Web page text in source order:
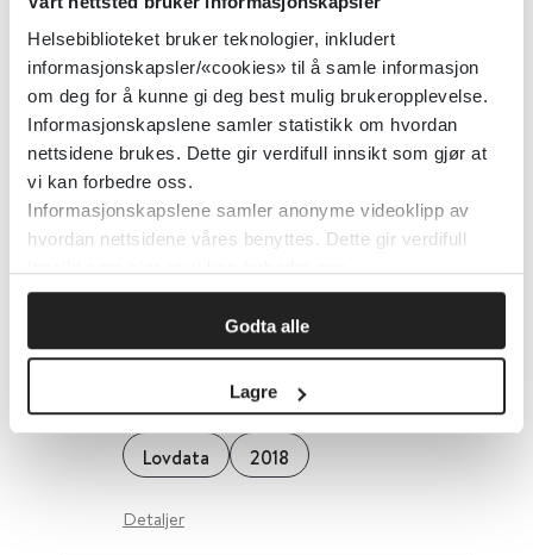
Helsebiblioteket bruker teknologier, inkludert
informasjonskapsler/«cookies» til å samle informasjon
om deg for å kunne gi deg best mulig brukeropplevelse.
Informasjonskapslene samler statistikk om hvordan
nettsidene brukes. Dette gir verdifull innsikt som gjør at
vi kan forbedre oss.
Informasjonskapslene samler anonyme videoklipp av
hvordan nettsidene våres benyttes. Dette gir verdifull
Godta alle
Lagre
Detaljer
Narkotika i Norge
Folkehelseinstituttet (FHI)
Narkotika i Straffeloven
Lovdata 2018
Detaljer